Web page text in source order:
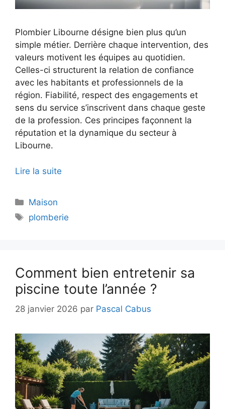
Plombier Libourne désigne bien plus qu’un
simple métier. Derrière chaque intervention, des
valeurs motivent les équipes au quotidien.
Celles-ci structurent la relation de confiance
avec les habitants et professionnels de la
région. Fiabilité, respect des engagements et
sens du service s’inscrivent dans chaque geste
de la profession. Ces principes façonnent la
réputation et la dynamique du secteur à
Libourne.
Lire la suite
Catégories
Maison
Étiquettes
plomberie
Comment bien entretenir sa
piscine toute l’année ?
28 janvier 2026 par Pascal Cabus